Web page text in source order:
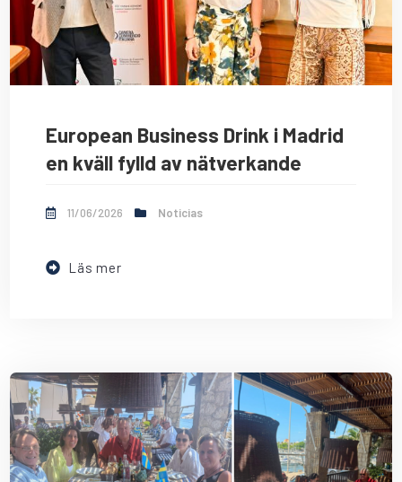
European Business Drink i Madrid
en kväll fylld av nätverkande
11/06/2026 Noticias
Läs mer